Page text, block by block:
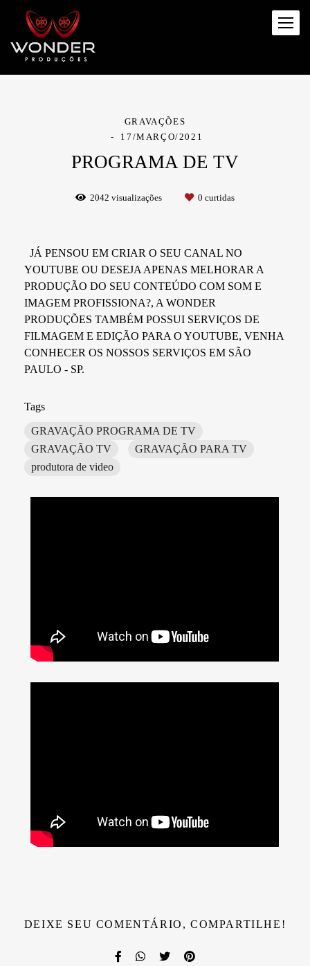
GRAVAÇÕES
17/MARÇO/2021
PROGRAMA DE TV
2042 visualizações 0 curtidas
JÁ PENSOU EM CRIAR O SEU CANAL NO
YOUTUBE OU DESEJA APENAS MELHORAR A
PRODUÇÃO DO SEU CONTEÚDO COM SOM E
IMAGEM PROFISSIONA?, A WONDER
PRODUÇÕES TAMBÉM POSSUI SERVIÇOS DE
FILMAGEM E EDIÇÃO PARA O YOUTUBE, VENHA
CONHECER OS NOSSOS SERVIÇOS EM SÃO
PAULO - SP.
Tags
GRAVAÇÃO PROGRAMA DE TV
GRAVAÇÃO TV
GRAVAÇÃO PARA TV
produtora de video
DEIXE SEU COMENTÁRIO, COMPARTILHE!